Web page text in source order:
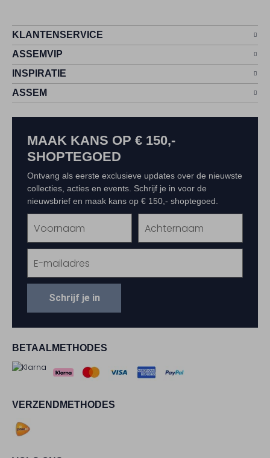
KLANTENSERVICE
ASSEMVIP
INSPIRATIE
ASSEM
BETAALMETHODES
VERZENDMETHODES
MAAK KANS OP € 150,-
SHOPTEGOED
Ontvang als eerste exclusieve updates over de nieuwste
collecties, acties en events. Schrijf je in voor de
nieuwsbrief en maak kans op € 150,- shoptegoed.
Schrijf je in